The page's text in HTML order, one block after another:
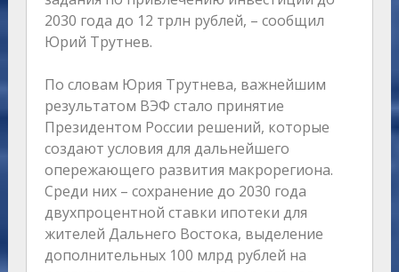
2030 года до 12 трлн рублей, – сообщил
Юрий Трутнев.
По словам Юрия Трутнева, важнейшим
результатом ВЭФ стало принятие
Президентом России решений, которые
создают условия для дальнейшего
опережающего развития макрорегиона.
Среди них – сохранение до 2030 года
двухпроцентной ставки ипотеки для
жителей Дальнего Востока, выделение
дополнительных 100 млрд рублей на